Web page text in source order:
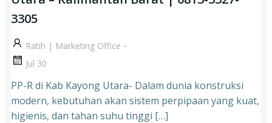
3305
Ratih | Marketing Office -
Jul 30
PP-R di Kab Kayong Utara- Dalam dunia konstruksi
modern, kebutuhan akan sistem perpipaan yang kuat,
higienis, dan tahan suhu tinggi […]